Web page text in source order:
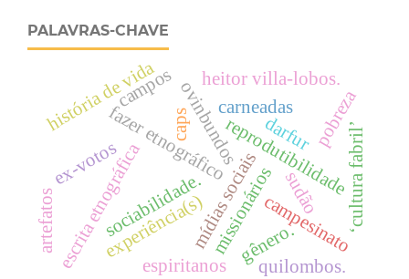
PALAVRAS-CHAVE
mídias sociaisreprodutibilidade
ovinbundos
missionários
sociabilidade. campesinato
carneadas
escrita etnográficafazer etnográfico
ex-votos
sudão
experiência(s) ‘cultura fabril’
heitor villa-lobos.
história de vida
campos
espiritanos
darfur pobreza
gênero.
quilombos.
artefatos
caps